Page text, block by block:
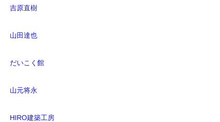
吉原直樹
山田達也
だいこく館
山元将永
HIRO建築工房